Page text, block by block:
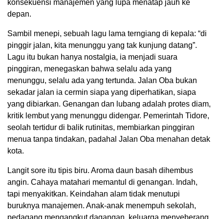
konsekuensi manajemen yang lupa menatap jauh ke
depan.
Sambil menepi, sebuah lagu lama terngiang di kepala: “di
pinggir jalan, kita menunggu yang tak kunjung datang”.
Lagu itu bukan hanya nostalgia, ia menjadi suara
pinggiran, menegaskan bahwa selalu ada yang
menunggu, selalu ada yang tertunda. Jalan Oba bukan
sekadar jalan ia cermin siapa yang diperhatikan, siapa
yang dibiarkan. Genangan dan lubang adalah protes diam,
kritik lembut yang menunggu didengar. Pemerintah Tidore,
seolah tertidur di balik rutinitas, membiarkan pinggiran
menua tanpa tindakan, padahal Jalan Oba menahan detak
kota.
Langit sore itu tipis biru. Aroma daun basah dihembus
angin. Cahaya matahari memantul di genangan. Indah,
tapi menyakitkan. Keindahan alam tidak menutupi
buruknya manajemen. Anak-anak menempuh sekolah,